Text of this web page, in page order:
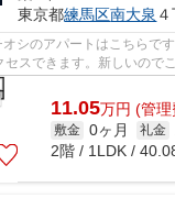
東京都練馬区南大泉
シのアパートはこちらで
スできます。新しいので
社では、大...
11.05万円 (管理
敷金 0ヶ月 礼金
2階 / 1LDK /